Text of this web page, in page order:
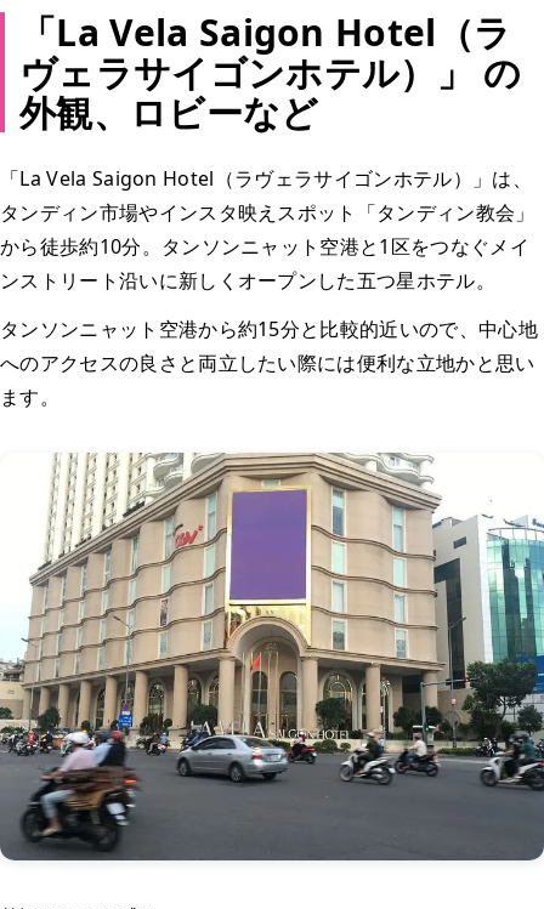
「La Vela Saigon Hotel（ラ
ヴェラサイゴンホテル）」 の
外観、ロビーなど
「La Vela Saigon Hotel（ラヴェラサイゴンホテル）」は、
タンディン市場やインスタ映えスポット「タンディン教会」
から徒歩約10分。タンソンニャット空港と1区をつなぐメイ
ンストリート沿いに新しくオープンした五つ星ホテル。
タンソンニャット空港から約15分と比較的近いので、中心地
へのアクセスの良さと両立したい際には便利な立地かと思い
ます。